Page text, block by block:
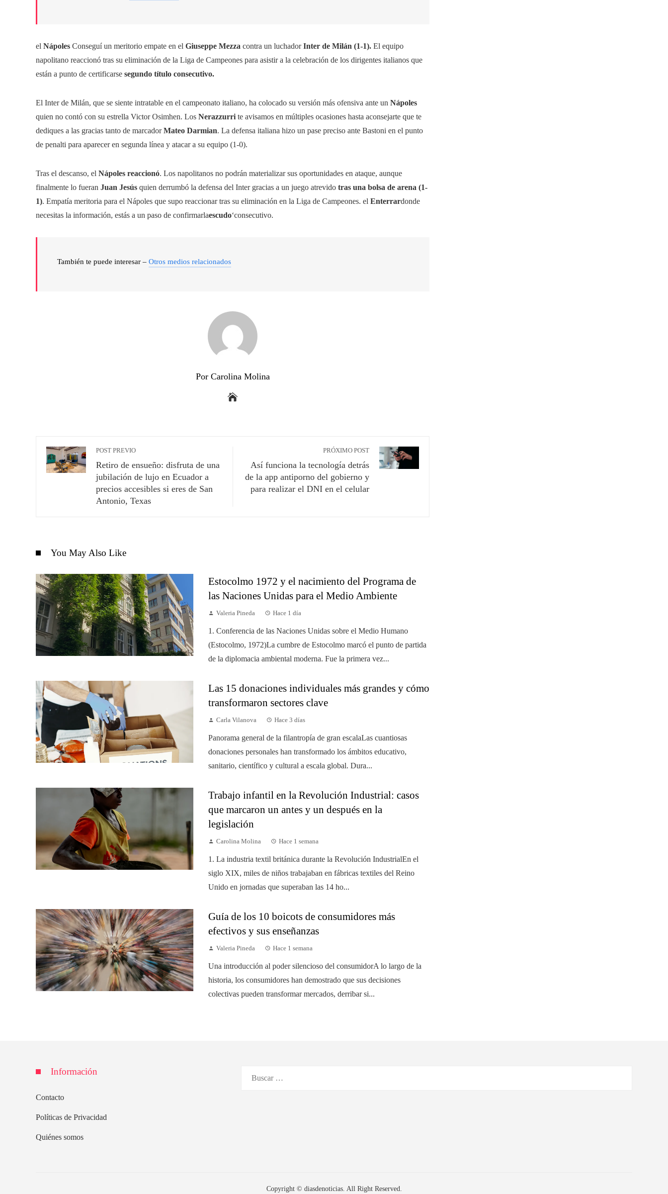
el Nápoles Conseguí un meritorio empate en el Giuseppe Mezza contra un luchadorInter de Milán (1-1). El equipo
napolitano reaccionó tras su eliminación de la Liga de Campeones para asistir a la celebración de los dirigentes italianos que
están a punto de certificarse segundo título consecutivo.
El Inter de Milán, que se siente intratable en el campeonato italiano, ha colocado su versión más ofensiva ante un Nápoles
quien no contó con su estrella Victor Osimhen. Los Nerazzurri te avisamos en múltiples ocasiones hasta aconsejarte que te
dediques a las gracias tanto de marcadorMateo Darmian. La defensa italiana hizo un pase preciso ante Bastoni en el punto
de penalti para aparecer en segunda línea y atacar a su equipo (1-0).
Tras el descanso, el Nápoles reaccionó. Los napolitanos no podrán materializar sus oportunidades en ataque, aunque
finalmente lo fueran Juan Jesús quien derrumbó la defensa del Inter gracias a un juego atrevido tras una bolsa de arena (1-
1). Empatía meritoria para el Nápoles que supo reaccionar tras su eliminación en la Liga de Campeones. el Enterrardonde
necesitas la información, estás a un paso de confirmarlaescudo‘consecutivo.
También te puede interesar – Otros medios relacionados
Por Carolina Molina
POST PREVIO
Retiro de ensueño: disfruta de una
jubilación de lujo en Ecuador a
precios accesibles si eres de San
Antonio, Texas
PRÓXIMO POST
Así funciona la tecnología detrás
de la app antiporno del gobierno y
para realizar el DNI en el celular
You May Also Like
Estocolmo 1972 y el nacimiento del Programa de
las Naciones Unidas para el Medio Ambiente
Valeria Pineda Hace 1 día
1. Conferencia de las Naciones Unidas sobre el Medio Humano
(Estocolmo, 1972)La cumbre de Estocolmo marcó el punto de partida
de la diplomacia ambiental moderna. Fue la primera vez...
Las 15 donaciones individuales más grandes y cómo
transformaron sectores clave
Carla Vilanova Hace 3 días
Panorama general de la filantropía de gran escalaLas cuantiosas
donaciones personales han transformado los ámbitos educativo,
sanitario, científico y cultural a escala global. Dura...
Trabajo infantil en la Revolución Industrial: casos
que marcaron un antes y un después en la
legislación
Carolina Molina Hace 1 semana
1. La industria textil británica durante la Revolución IndustrialEn el
siglo XIX, miles de niños trabajaban en fábricas textiles del Reino
Unido en jornadas que superaban las 14 ho...
Guía de los 10 boicots de consumidores más
efectivos y sus enseñanzas
Valeria Pineda Hace 1 semana
Una introducción al poder silencioso del consumidorA lo largo de la
historia, los consumidores han demostrado que sus decisiones
colectivas pueden transformar mercados, derribar si...
Información
Contacto
Políticas de Privacidad
Quiénes somos
Copyright © diasdenoticias. All Right Reserved.